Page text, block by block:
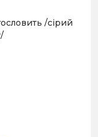
/сірий